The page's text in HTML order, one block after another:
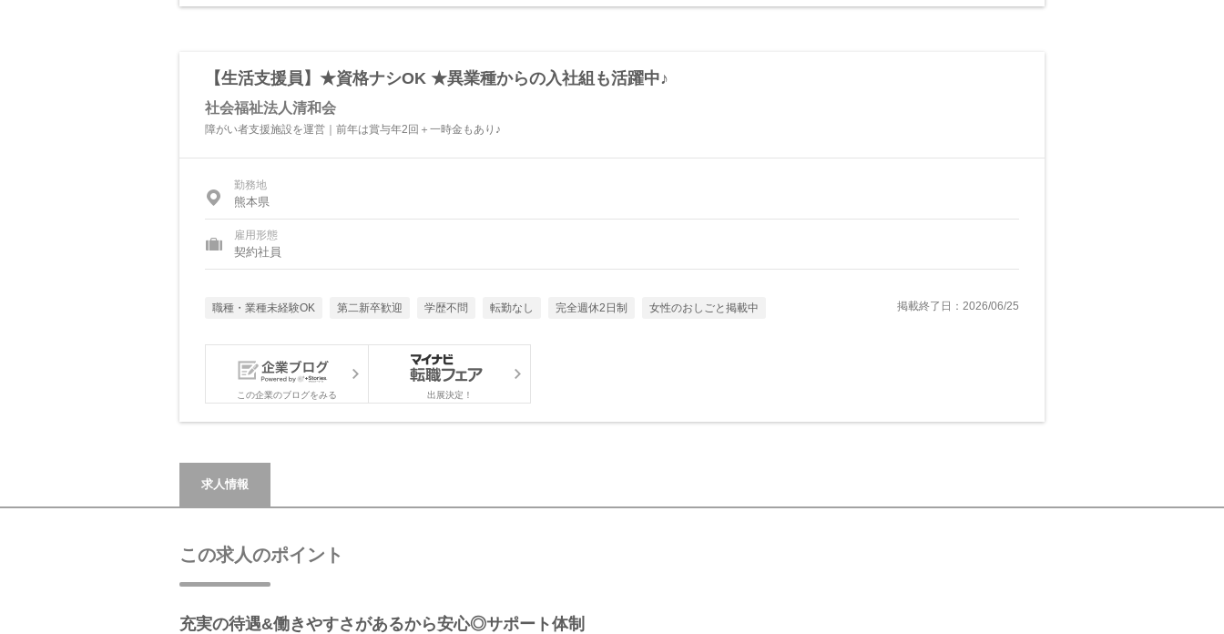
【生活支援員】★資格ナシOK ★異業種からの入社組も活躍中♪
社会福祉法人清和会
障がい者支援施設を運営｜前年は賞与年2回＋一時金もあり♪
勤務地
熊本県
雇用形態
契約社員
職種・業種未経験OK 第二新卒歓迎 学歴不問 転勤なし 完全週休2日制 女性のおしごと掲載中 掲載終了日：2026/06/25
この企業のブログをみる 出展決定！
求人情報
この求人のポイント
充実の待遇&働きやすさがあるから安心◎サポート体制